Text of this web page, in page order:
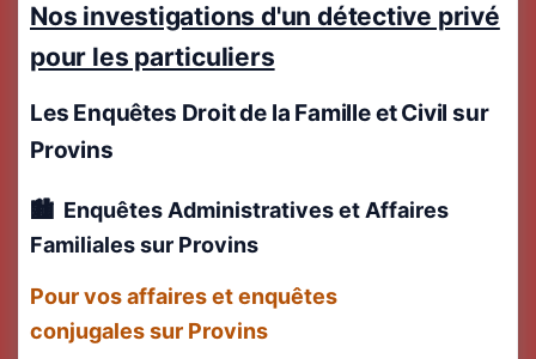
Nos investigations d'un détective privé
pour les particuliers
Les Enquêtes Droit de la Famille et Civil sur
Provins
Enquêtes Administratives et Affaires
Familialessur Provins
Pour vos affaires et enquêtes
conjugales sur Provins